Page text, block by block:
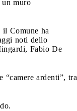
un muro
Comune ha
noti dello
Fabio De
“camere ardenti”, tra